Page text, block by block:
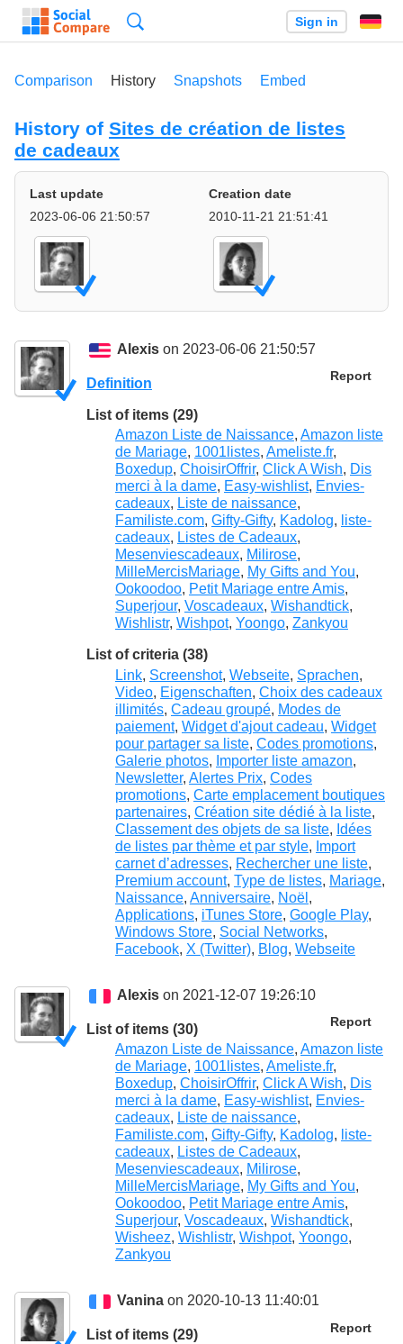
Sign in
Comparison History Snapshots Embed
History of Sites de création de listes
de cadeaux
Last update
2023-06-06 21:50:57
Creation date
2010-11-21 21:51:41
Alexis on 2023-06-06 21:50:57
Report
Definition
List of items (29)
Amazon Liste de Naissance, Amazon liste
de Mariage, 1001listes, Ameliste.fr,
Boxedup, ChoisirOffrir, Click A Wish, Dis
merci à la dame, Easy-wishlist, Envies-
cadeaux, Liste de naissance,
Familiste.com, Gifty-Gifty, Kadolog, liste-
cadeaux, Listes de Cadeaux,
Mesenviescadeaux, Milirose,
MilleMercisMariage, My Gifts and You,
Ookoodoo, Petit Mariage entre Amis,
Superjour, Voscadeaux, Wishandtick,
Wishlistr, Wishpot, Yoongo, Zankyou
List of criteria (38)
Link, Screenshot, Webseite, Sprachen,
Video, Eigenschaften, Choix des cadeaux
illimités, Cadeau groupé, Modes de
paiement, Widget d'ajout cadeau, Widget
pour partager sa liste, Codes promotions,
Galerie photos, Importer liste amazon,
Newsletter, Alertes Prix, Codes
promotions, Carte emplacement boutiques
partenaires, Création site dédié à la liste,
Classement des objets de sa liste, Idées
de listes par thème et par style, Import
carnet d’adresses, Rechercher une liste,
Premium account, Type de listes, Mariage,
Naissance, Anniversaire, Noël ,
Applications, iTunes Store, Google Play,
Windows Store, Social Networks,
Facebook, X (Twitter), Blog, Webseite
Alexis on 2021-12-07 19:26:10
Report
List of items (30)
Amazon Liste de Naissance, Amazon liste
de Mariage, 1001listes, Ameliste.fr,
Boxedup, ChoisirOffrir, Click A Wish, Dis
merci à la dame, Easy-wishlist, Envies-
cadeaux, Liste de naissance,
Familiste.com, Gifty-Gifty, Kadolog, liste-
cadeaux, Listes de Cadeaux,
Mesenviescadeaux, Milirose,
MilleMercisMariage, My Gifts and You,
Ookoodoo, Petit Mariage entre Amis,
Superjour, Voscadeaux, Wishandtick,
Wisheez, Wishlistr, Wishpot, Yoongo,
Zankyou
Vanina on 2020-10-13 11:40:01
Report
List of items (29)